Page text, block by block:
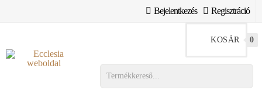
Bejelentkezés Regisztráció
KOSÁR 0